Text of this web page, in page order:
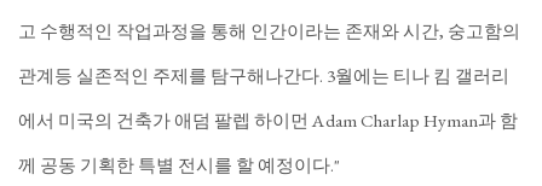
고 수행적인 작업과정을 통해 인간이라는 존재와 시간, 숭고함의
관계등 실존적인 주제를 탐구해나간다. 3월에는 티나 킴 갤러리
에서 미국의 건축가 애덤 팔렙 하이먼 Adam Charlap Hyman과 함
께 공동 기획한 특별 전시를 할 예정이다."